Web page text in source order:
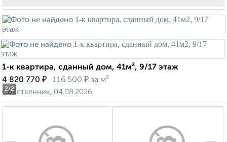
2/2
1-к квартира, сданный дом, 41м², 9/17 этаж
4 820 770 ₽ 116 500 ₽ за м²
Собственник, 04.08.2026